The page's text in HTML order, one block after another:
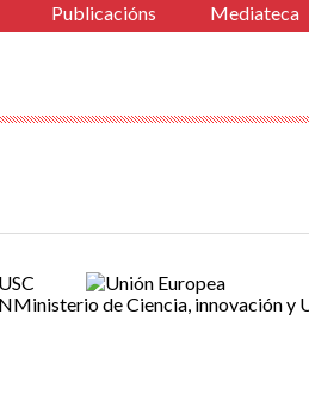
Publicacións Mediateca